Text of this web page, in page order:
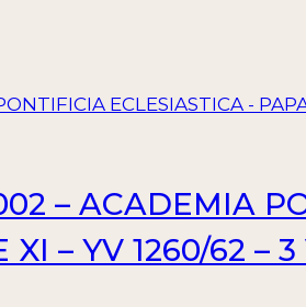
– ACADEMIA
– YV 1260/62 –